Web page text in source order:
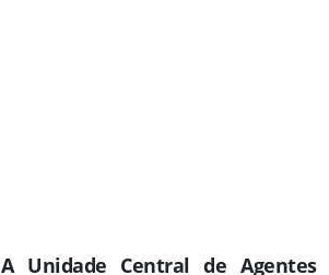
A Unidade Central de Agentes